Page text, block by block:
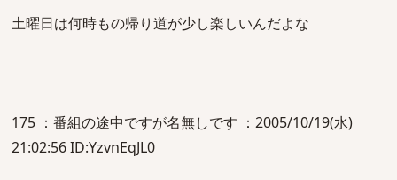
土曜日は何時もの帰り道が少し楽しいんだよな
175 ：番組の途中ですが名無しです ：2005/10/19(水)
21:02:56 ID:YzvnEqJL0